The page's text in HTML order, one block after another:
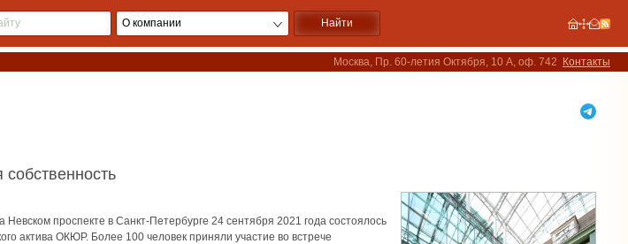
Москва, Пр. 60-летия Октября, 10 А, оф. 742 Контакты
проспекте в Санкт-Петербурге 24 сентября 2021 года состоялось
актива ОКЮР. Более 100 человек приняли участие во встрече